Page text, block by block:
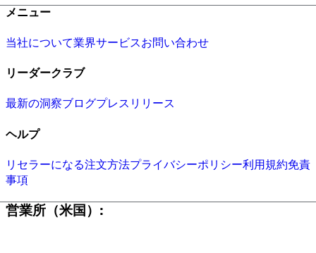
メニュー
当社について業界サービスお問い合わせ
リーダークラブ
最新の洞察ブログプレスリリース
ヘルプ
リセラーになる注文方法プライバシーポリシー利用規約免責
事項
営業所（米国）: